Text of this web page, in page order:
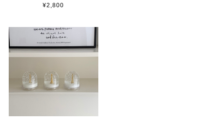
¥2,800